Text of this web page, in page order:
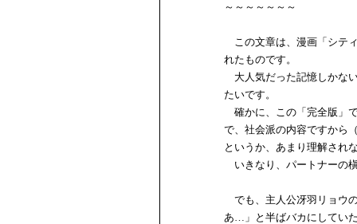
～～～～～～～
この文章は、漫画「シテ
れたものです。
大人気だった記憶しかな
たいです。
確かに、この「完全版」
で、社会派の内容ですから
というか、あまり理解され
いきなり、パートナーの
でも、主人公冴羽リョウ
あ…」と半ばバカにしてい